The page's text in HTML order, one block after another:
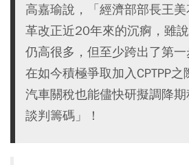
高嘉瑜說，「經濟部部長王
革改正近20年來的沉痾，雖
仍高很多，但至少跨出了第
在如今積極爭取加入CPTPP
汽車關稅也能儘快研擬調降
談判籌碼」！